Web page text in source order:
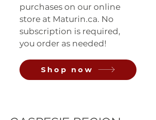
purchases on our online
store at Maturin.ca. No
subscription is required,
you order as needed!
Shop now